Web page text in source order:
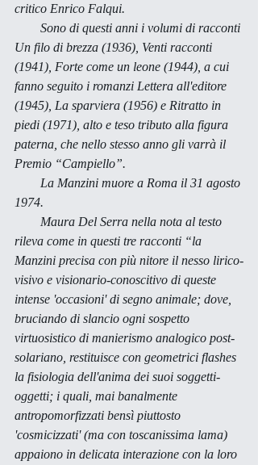
critico Enrico Falqui.
        Sono di questi anni i volumi di racconti
Un filo di brezza (1936), Venti racconti
(1941), Forte come un leone (1944), a cui
fanno seguito i romanzi Lettera all'editore
(1945), La sparviera (1956) e Ritratto in
piedi (1971), alto e teso tributo alla figura
paterna, che nello stesso anno gli varrà il
Premio “Campiello”.
1974.
rileva come in questi tre racconti “la
Manzini precisa con più nitore il nesso lirico-
visivo e visionario-conoscitivo di queste
intense 'occasioni' di segno animale; dove,
bruciando di slancio ogni sospetto
virtuosistico di manierismo analogico post-
solariano, restituisce con geometrici flashes
la fisiologia dell'anima dei suoi soggetti-
oggetti; i quali, mai banalmente
antropomorfizzati bensì piuttosto
'cosmicizzati' (ma con toscanissima lama)
appaiono in delicata interazione con la loro